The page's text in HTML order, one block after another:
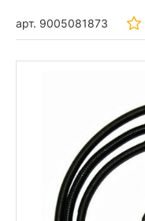
арт. 9005081873